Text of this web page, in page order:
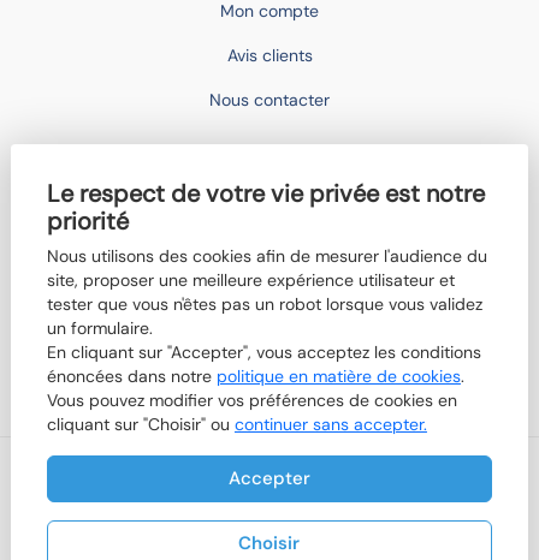
Le respect de votre vie privée est notre
priorité
Nous utilisons des cookies afin de mesurer l'audience du
site, proposer une meilleure expérience utilisateur et
tester que vous n'êtes pas un robot lorsque vous validez
un formulaire.
En cliquant sur "Accepter", vous acceptez les conditions
énoncées dans notre politique en matière de cookies.
Vous pouvez modifier vos préférences de cookies en
cliquant sur "Choisir" ou continuer sans accepter.
Accepter
Choisir
Mon compte
Avis clients
Nous contacter
Devenir mandataire
Qui sommes-nous ?
Boutik'IMO
Mentions légales Politique de cookies